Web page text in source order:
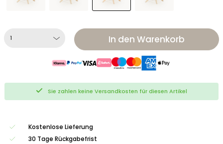
In den Warenkorb
Sie zahlen keine Versandkosten für diesen Artikel
Kostenlose Lieferung
30 Tage Rückgabefrist